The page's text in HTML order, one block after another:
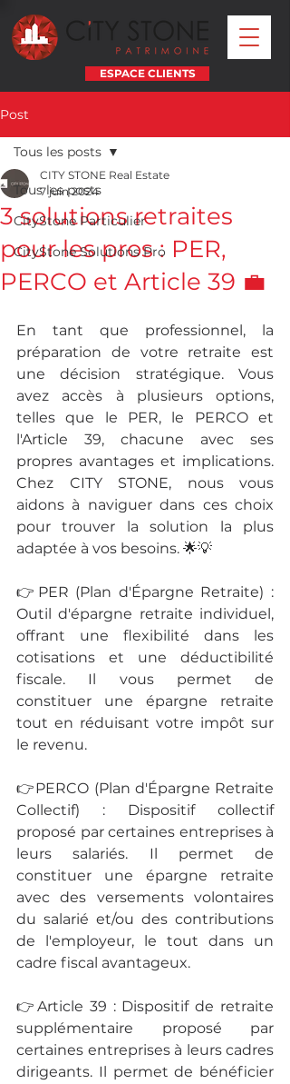
ESPACE CLIENTS
Post
Tous les posts
CityStone Particulier
CityStone Solutions Pro
Tous les posts
3 solutions retraites
pour les pros : PER,
PERCO et Article 39 💼
CITY STONE Real Estate
7 juin 2024
En tant que professionnel, la
préparation de votre retraite est
une décision stratégique. Vous
avez accès à plusieurs options,
telles que le PER, le PERCO et
l'Article 39, chacune avec ses
propres avantages et implications.
Chez CITY STONE, nous vous
aidons à naviguer dans ces choix
pour trouver la solution la plus
adaptée à vos besoins. 🌟💡
👉PER (Plan d'Épargne Retraite) :
Outil d'épargne retraite individuel,
offrant une flexibilité dans les
cotisations et une déductibilité
fiscale. Il vous permet de
constituer une épargne retraite
tout en réduisant votre impôt sur
le revenu.
👉PERCO (Plan d'Épargne Retraite
Collectif) : Dispositif collectif
proposé par certaines entreprises à
leurs salariés. Il permet de
constituer une épargne retraite
avec des versements volontaires
du salarié et/ou des contributions
de l'employeur, le tout dans un
cadre fiscal avantageux.
👉Article 39 : Dispositif de retraite
supplémentaire proposé par
certaines entreprises à leurs cadres
dirigeants. Il permet de bénéficier